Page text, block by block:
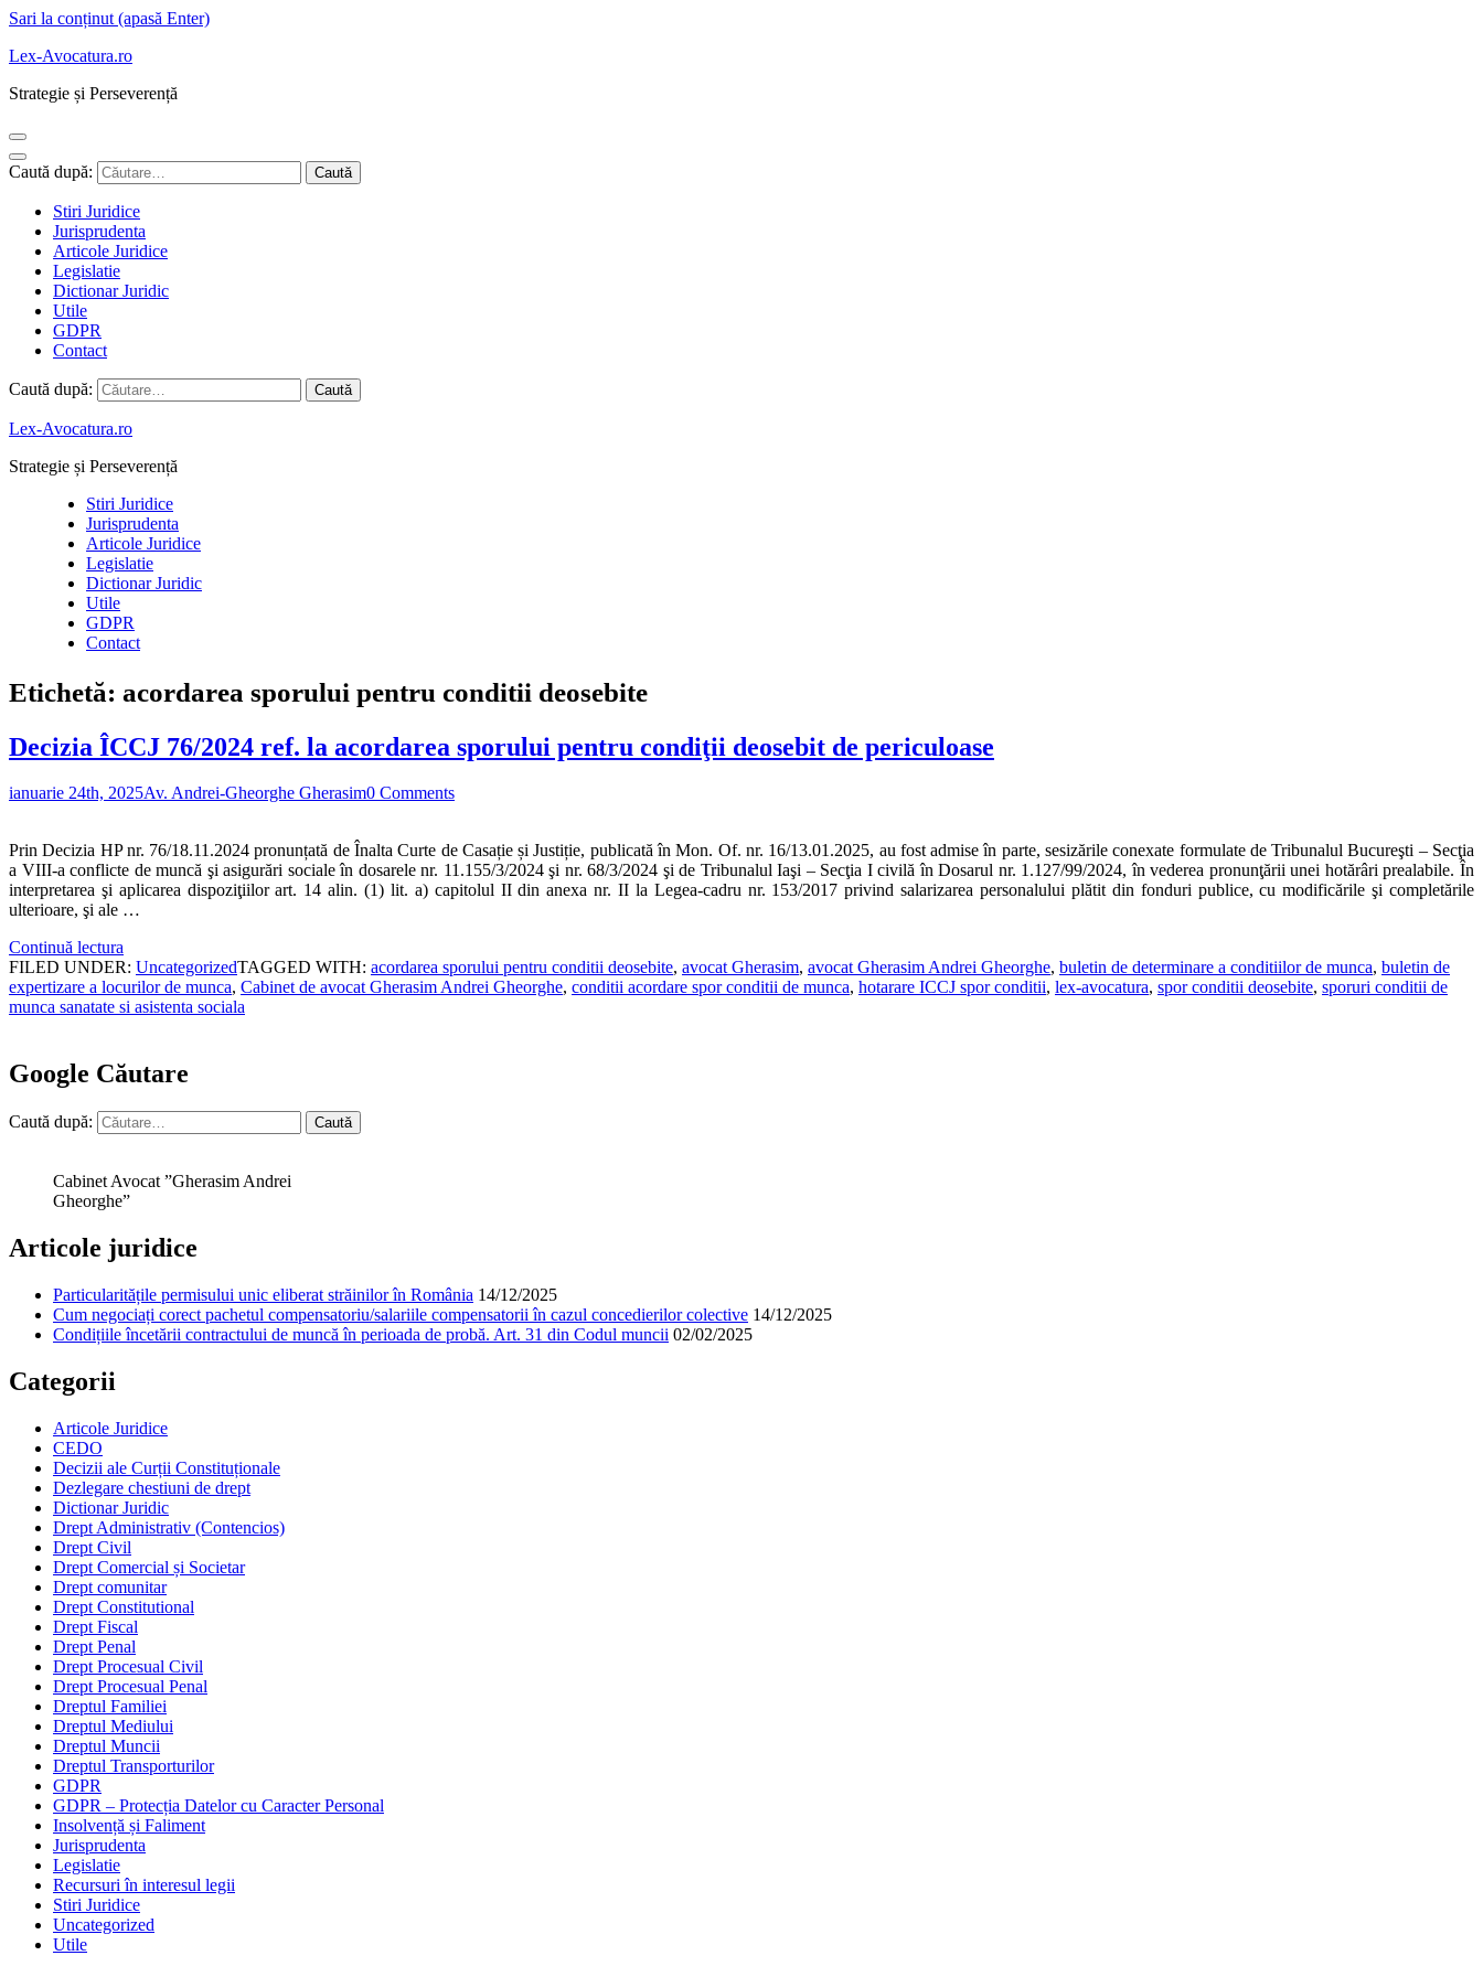
Sari la conținut (apasă Enter)
Lex-Avocatura.ro
Strategie și Perseverență
Caută după:
Stiri Juridice
Jurisprudenta
Articole Juridice
Legislatie
Dictionar Juridic
Utile
GDPR
Contact
Caută după:
Lex-Avocatura.ro
Strategie și Perseverență
Stiri Juridice
Jurisprudenta
Articole Juridice
Legislatie
Dictionar Juridic
Utile
GDPR
Contact
Etichetă: acordarea sporului pentru conditii deosebite
Decizia ÎCCJ 76/2024 ref. la acordarea sporului pentru condiţii deosebit de periculoase
ianuarie 24th, 2025Av. Andrei-Gheorghe Gherasim0 Comments
Prin Decizia HP nr. 76/18.11.2024 pronunțată de Înalta Curte de Casație și Justiție, publicată în Mon. Of. nr. 16/13.01.2025, au fost admise în parte, sesizările conexate formulate de Tribunalul Bucureşti – Secţia
a VIII-a conflicte de muncă şi asigurări sociale în dosarele nr. 11.155/3/2024 şi nr. 68/3/2024 şi de Tribunalul Iaşi – Secţia I civilă în Dosarul nr. 1.127/99/2024, în vederea pronunţării unei hotărâri prealabile. În
interpretarea şi aplicarea dispoziţiilor art. 14 alin. (1) lit. a) capitolul II din anexa nr. II la Legea-cadru nr. 153/2017 privind salarizarea personalului plătit din fonduri publice, cu modificările şi completările
ulterioare, şi ale …
Continuă lectura
FILED UNDER: UncategorizedTAGGED WITH: acordarea sporului pentru conditii deosebite, avocat Gherasim, avocat Gherasim Andrei Gheorghe, buletin de determinare a conditiilor de munca, buletin de
expertizare a locurilor de munca, Cabinet de avocat Gherasim Andrei Gheorghe, conditii acordare spor conditii de munca, hotarare ICCJ spor conditii, lex-avocatura, spor conditii deosebite, sporuri conditii de
munca sanatate si asistenta sociala
Google Căutare
Caută după:
Cabinet Avocat ”Gherasim Andrei
Gheorghe”
Articole juridice
Particularitățile permisului unic eliberat străinilor în România 14/12/2025
Cum negociați corect pachetul compensatoriu/salariile compensatorii în cazul concedierilor colective 14/12/2025
Condițiile încetării contractului de muncă în perioada de probă. Art. 31 din Codul muncii 02/02/2025
Categorii
Articole Juridice
CEDO
Decizii ale Curții Constituționale
Dezlegare chestiuni de drept
Dictionar Juridic
Drept Administrativ (Contencios)
Drept Civil
Drept Comercial și Societar
Drept comunitar
Drept Constitutional
Drept Fiscal
Drept Penal
Drept Procesual Civil
Drept Procesual Penal
Dreptul Familiei
Dreptul Mediului
Dreptul Muncii
Dreptul Transporturilor
GDPR
GDPR – Protecția Datelor cu Caracter Personal
Insolvență și Faliment
Jurisprudenta
Legislatie
Recursuri în interesul legii
Stiri Juridice
Uncategorized
Utile